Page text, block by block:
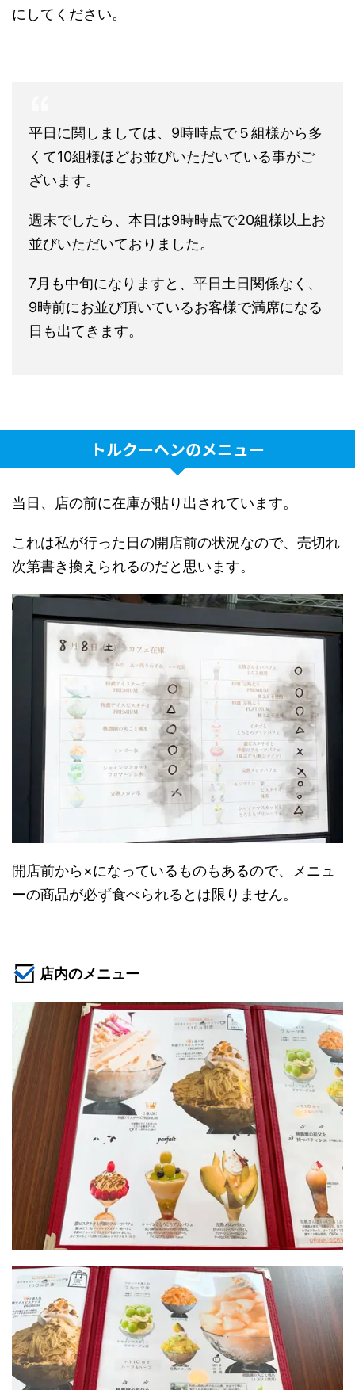
にしてください。
平日に関しましては、9時時点で５組様から多
くて10組様ほどお並びいただいている事がご
ざいます。
週末でしたら、本日は9時時点で20組様以上お
並びいただいておりました。
7月も中旬になりますと、平日土日関係なく、
9時前にお並び頂いているお客様で満席になる
日も出てきます。
トルクーヘンのメニュー
当日、店の前に在庫が貼り出されています。
これは私が行った日の開店前の状況なので、売切れ
次第書き換えられるのだと思います。
開店前から×になっているものもあるので、メニュ
ーの商品が必ず食べられるとは限りません。
店内のメニュー